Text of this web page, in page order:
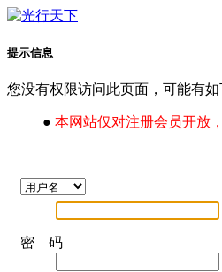
提示信息
您没有权限访问此页面，可能有如
● 本网站仅对注册会员开放
密 码